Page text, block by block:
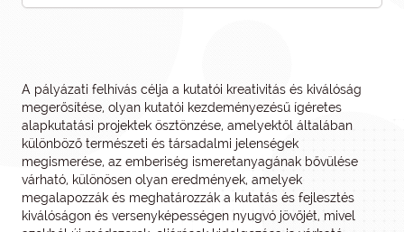
A pályázati felhívás célja a kutatói kreativitás és kiválóság
megerősítése, olyan kutatói kezdeményezésű ígéretes
alapkutatási projektek ösztönzése, amelyektől általában
különböző természeti és társadalmi jelenségek
megismerése, az emberiség ismeretanyagának bővülése
várható, különösen olyan eredmények, amelyek
megalapozzák és meghatározzák a kutatás és fejlesztés
kiválóságon és versenyképességen nyugvó jövőjét, mivel